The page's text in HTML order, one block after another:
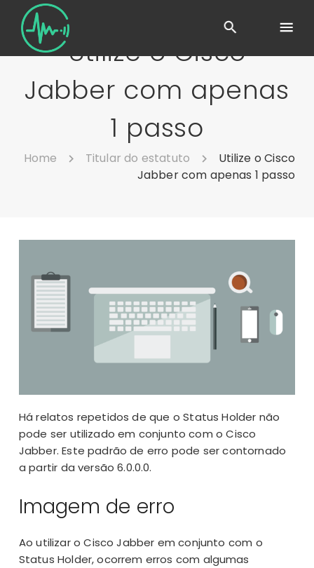
Utilize o Cisco
Jabber com apenas
1 passo
Home Titular do estatuto
Utilize o Cisco
Jabber com apenas 1 passo
Há relatos repetidos de que o Status Holder não
pode ser utilizado em conjunto com o Cisco
Jabber. Este padrão de erro pode ser contornado
a partir da versão 6.0.0.0.
Imagem de erro
Ao utilizar o Cisco Jabber em conjunto com o
Status Holder, ocorrem erros com algumas